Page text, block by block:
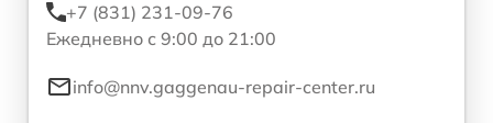
+7 (831) 231-09-76
Ежедневно с 9:00 до 21:00
info@nnv.gaggenau-repair-center.ru